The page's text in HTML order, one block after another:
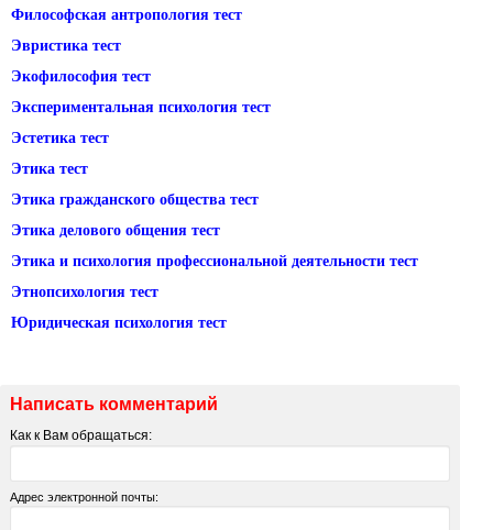
Философская антропология тест
Эвристика тест
Экофилософия тест
Экспериментальная психология тест
Эстетика тест
Этика тест
Этика гражданского общества тест
Этика делового общения тест
Этика и психология профессиональной деятельности тест
Этнопсихология тест
Юридическая психология тест
Написать комментарий
Как к Вам обращаться:
Адрес электронной почты: